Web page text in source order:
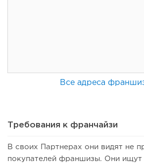
Все адреса
Требования к франчайзи
В своих Партнерах они видят не
покупателей франшизы. Они ищут